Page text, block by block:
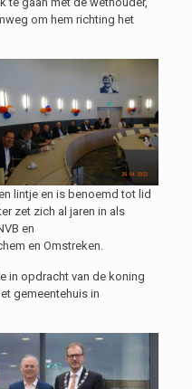
om hem richting het
lintje en is benoemd tot lid
zet zich al jaren in als
en
en Omstreken.
in opdracht van de koning
gemeentehuis in